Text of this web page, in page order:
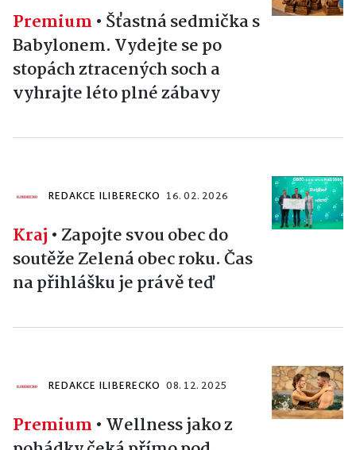
Premium • Šťastná sedmička s
Babylonem. Vydejte se po
stopách ztracených soch a
vyhrajte léto plné zábavy
REDAKCE ILIBERECKO 16. 02. 2026
Kraj • Zapojte svou obec do
soutěže Zelená obec roku. Čas
na přihlášku je právě teď
REDAKCE ILIBERECKO 08. 12. 2025
Premium • Wellness jako z